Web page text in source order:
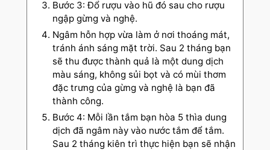
Bước 3: Đổ rượu vào hũ đó sau cho rượu
ngập gừng và nghệ.
Ngâm hỗn hợp vừa làm ở nơi thoáng mát,
tránh ánh sáng mặt trời. Sau 2 tháng bạn
sẽ thu được thành quả là một dung dịch
màu sáng, không sủi bọt và có mùi thơm
đặc trưng của gừng và nghệ là bạn đã
thành công.
Bước 4: Mỗi lần tắm bạn hòa 5 thìa dung
dịch đã ngâm này vào nước tắm để tắm.
Sau 2 tháng kiên trì thực hiện bạn sẽ nhận